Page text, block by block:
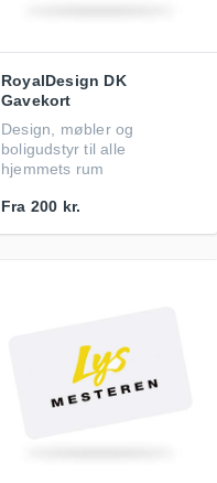
RoyalDesign DK
Gavekort
Design, møbler og
boligudstyr til alle
hjemmets rum
Fra 200 kr.